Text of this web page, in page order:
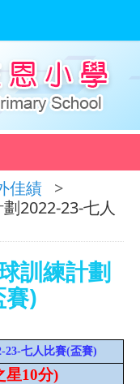
佳績 >
2022-23-七人
訓練計劃
賽)
23-七人比賽(盃賽)
星10分)